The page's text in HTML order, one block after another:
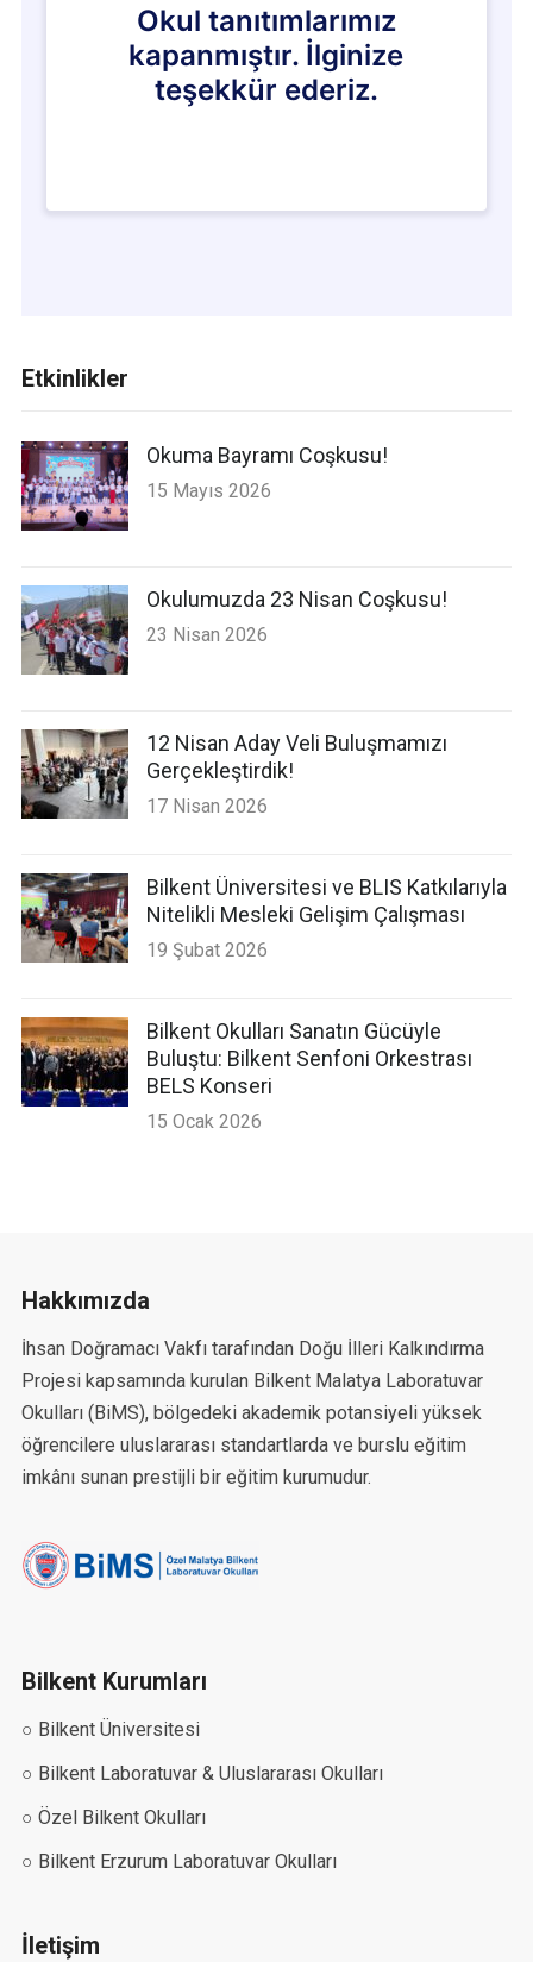
Etkinlikler
Okuma Bayramı Coşkusu!
15 Mayıs 2026
Okulumuzda 23 Nisan Coşkusu!
23 Nisan 2026
12 Nisan Aday Veli Buluşmamızı
Gerçekleştirdik!
17 Nisan 2026
Bilkent Üniversitesi ve BLIS Katkılarıyla
Nitelikli Mesleki Gelişim Çalışması
19 Şubat 2026
Bilkent Okulları Sanatın Gücüyle
Buluştu: Bilkent Senfoni Orkestrası
BELS Konseri
15 Ocak 2026
Hakkımızda
İhsan Doğramacı Vakfı tarafından Doğu İlleri Kalkındırma
Projesi kapsamında kurulan Bilkent Malatya Laboratuvar
Okulları (BiMS), bölgedeki akademik potansiyeli yüksek
öğrencilere uluslararası standartlarda ve burslu eğitim
imkânı sunan prestijli bir eğitim kurumudur.
Bilkent Kurumları
○ Bilkent Üniversitesi
○ Bilkent Laboratuvar & Uluslararası Okulları
○ Özel Bilkent Okulları
○ Bilkent Erzurum Laboratuvar Okulları
İletişim